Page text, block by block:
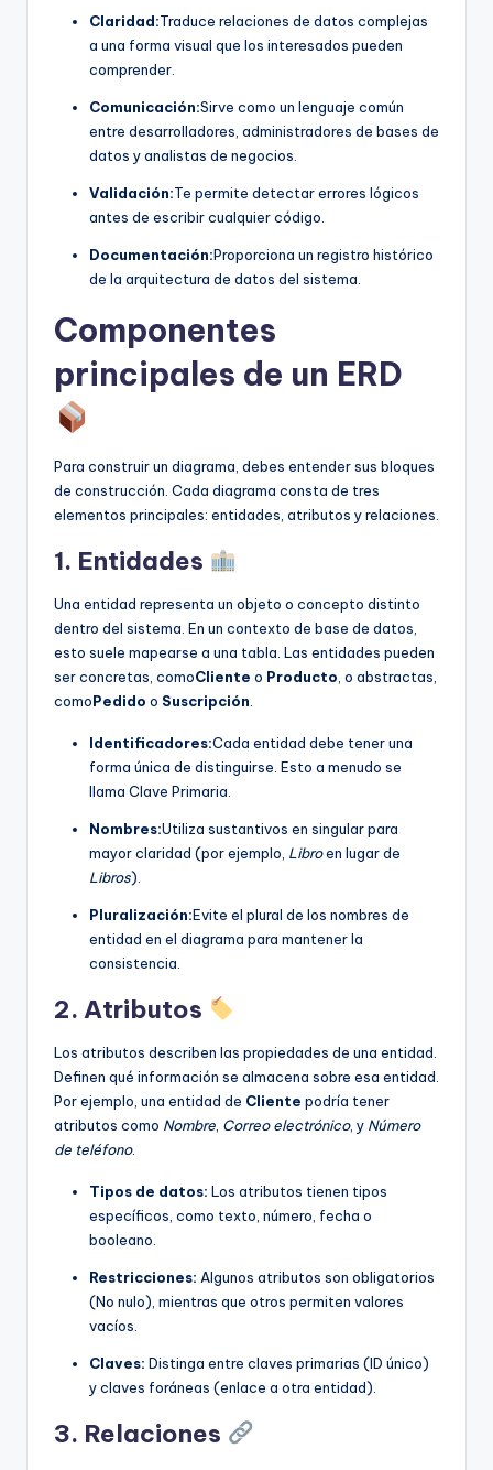
Claridad:Traduce relaciones de datos complejas
a una forma visual que los interesados pueden
comprender.
Comunicación:Sirve como un lenguaje común
entre desarrolladores, administradores de bases de
datos y analistas de negocios.
Validación:Te permite detectar errores lógicos
antes de escribir cualquier código.
Documentación:Proporciona un registro histórico
de la arquitectura de datos del sistema.
Componentes
principales de un ERD
Para construir un diagrama, debes entender sus bloques
de construcción. Cada diagrama consta de tres
elementos principales: entidades, atributos y relaciones.
1. Entidades
Una entidad representa un objeto o concepto distinto
dentro del sistema. En un contexto de base de datos,
esto suele mapearse a una tabla. Las entidades pueden
ser concretas, comoCliente o Producto , o abstractas,
comoPedido o Suscripción
Identificadores:Cada entidad debe tener una
forma única de distinguirse. Esto a menudo se
llama Clave Primaria.
Nombres:Utiliza sustantivos en singular para
mayor claridad (por ejemplo, Libroen lugar de
Libros).
Pluralización:Evite el plural de los nombres de
entidad en el diagrama para mantener la
consistencia.
2. Atributos
Los atributos describen las propiedades de una entidad.
Definen qué información se almacena sobre esa entidad.
Por ejemplo, una entidad de Cliente podría tener
atributos como Nombre Correo electrónico, y Número
de teléfono.
Tipos de datos: Los atributos tienen tipos
específicos, como texto, número, fecha o
booleano.
Restricciones: Algunos atributos son obligatorios
(No nulo), mientras que otros permiten valores
vacíos.
Claves: Distinga entre claves primarias (ID único)
y claves foráneas (enlace a otra entidad).
3. Relaciones